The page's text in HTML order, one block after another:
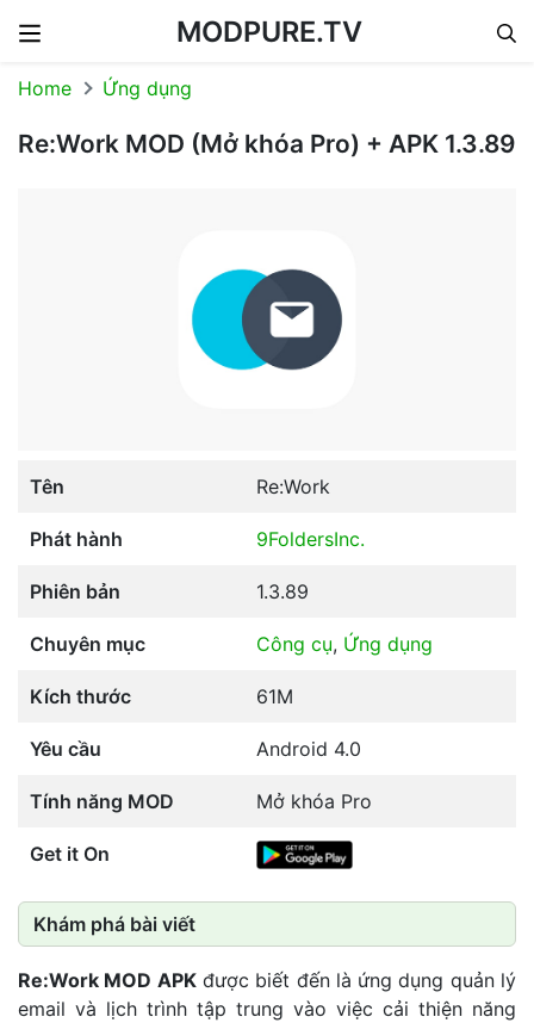
MODPURE.TV
Home Ứng dụng
Re:Work MOD (Mở khóa Pro) + APK 1.3.89
Tên Re:Work
Phát hành 9FoldersInc.
Phiên bản 1.3.89
Chuyên mục Công cụ, Ứng dụng
Kích thước 61M
Yêu cầu Android 4.0
Tính năng MOD Mở khóa Pro
Get it On
Khám phá bài viết
Re:Work MOD APKđược biết đến là ứng dụng quản lý
email và lịch trình tập trung vào việc cải thiện năng